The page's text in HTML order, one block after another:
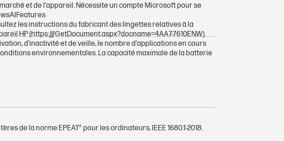
et de l’appareil. Nécessite un compte Microsoft pour se
les instructions du fabricant des lingettes relatives à la
HP (https:////GetDocument.aspx?docname=4AA7-7610ENW).
d’inactivité et de veille, le nombre d’applications en cours
environnementales. La capacité maximale de la batterie
de la norme EPEAT® pour les ordinateurs, IEEE 1680.1-2018.